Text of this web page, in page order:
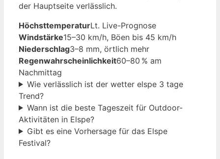
der Hauptseite verlässlich.
HöchsttemperaturLt. Live-Prognose
Windstärke15–30 km/h, Böen bis 45 km/h
Niederschlag3–8 mm, örtlich mehr
Regenwahrscheinlichkeit60–80 % am
Nachmittag
Wie verlässlich ist der wetter elspe 3 tage
Trend?
Wann ist die beste Tageszeit für Outdoor-
Aktivitäten in Elspe?
Gibt es eine Vorhersage für das Elspe
Festival?